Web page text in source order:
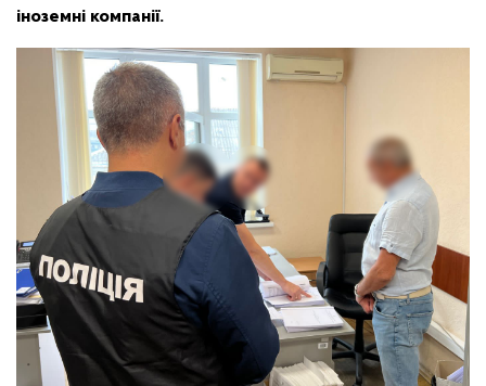
іноземні компанії.